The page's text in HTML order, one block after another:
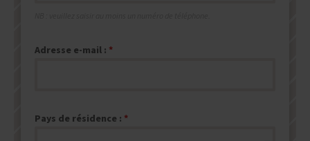
Adresse e-mail :
Pays de résidence :